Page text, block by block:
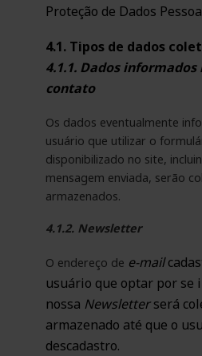
Proteção de Dados
4.1. Tipos de dados
4.1.1. Dados
contato
Os dados eventualmente
usuário que utilizar o
disponibilizado no site,
mensagem enviada, serão
armazenados.
4.1.2. Newsletter
O endereço de e-mail
usuário que optar por se
nossa Newsletterserá
armazenado até que o
descadastro.